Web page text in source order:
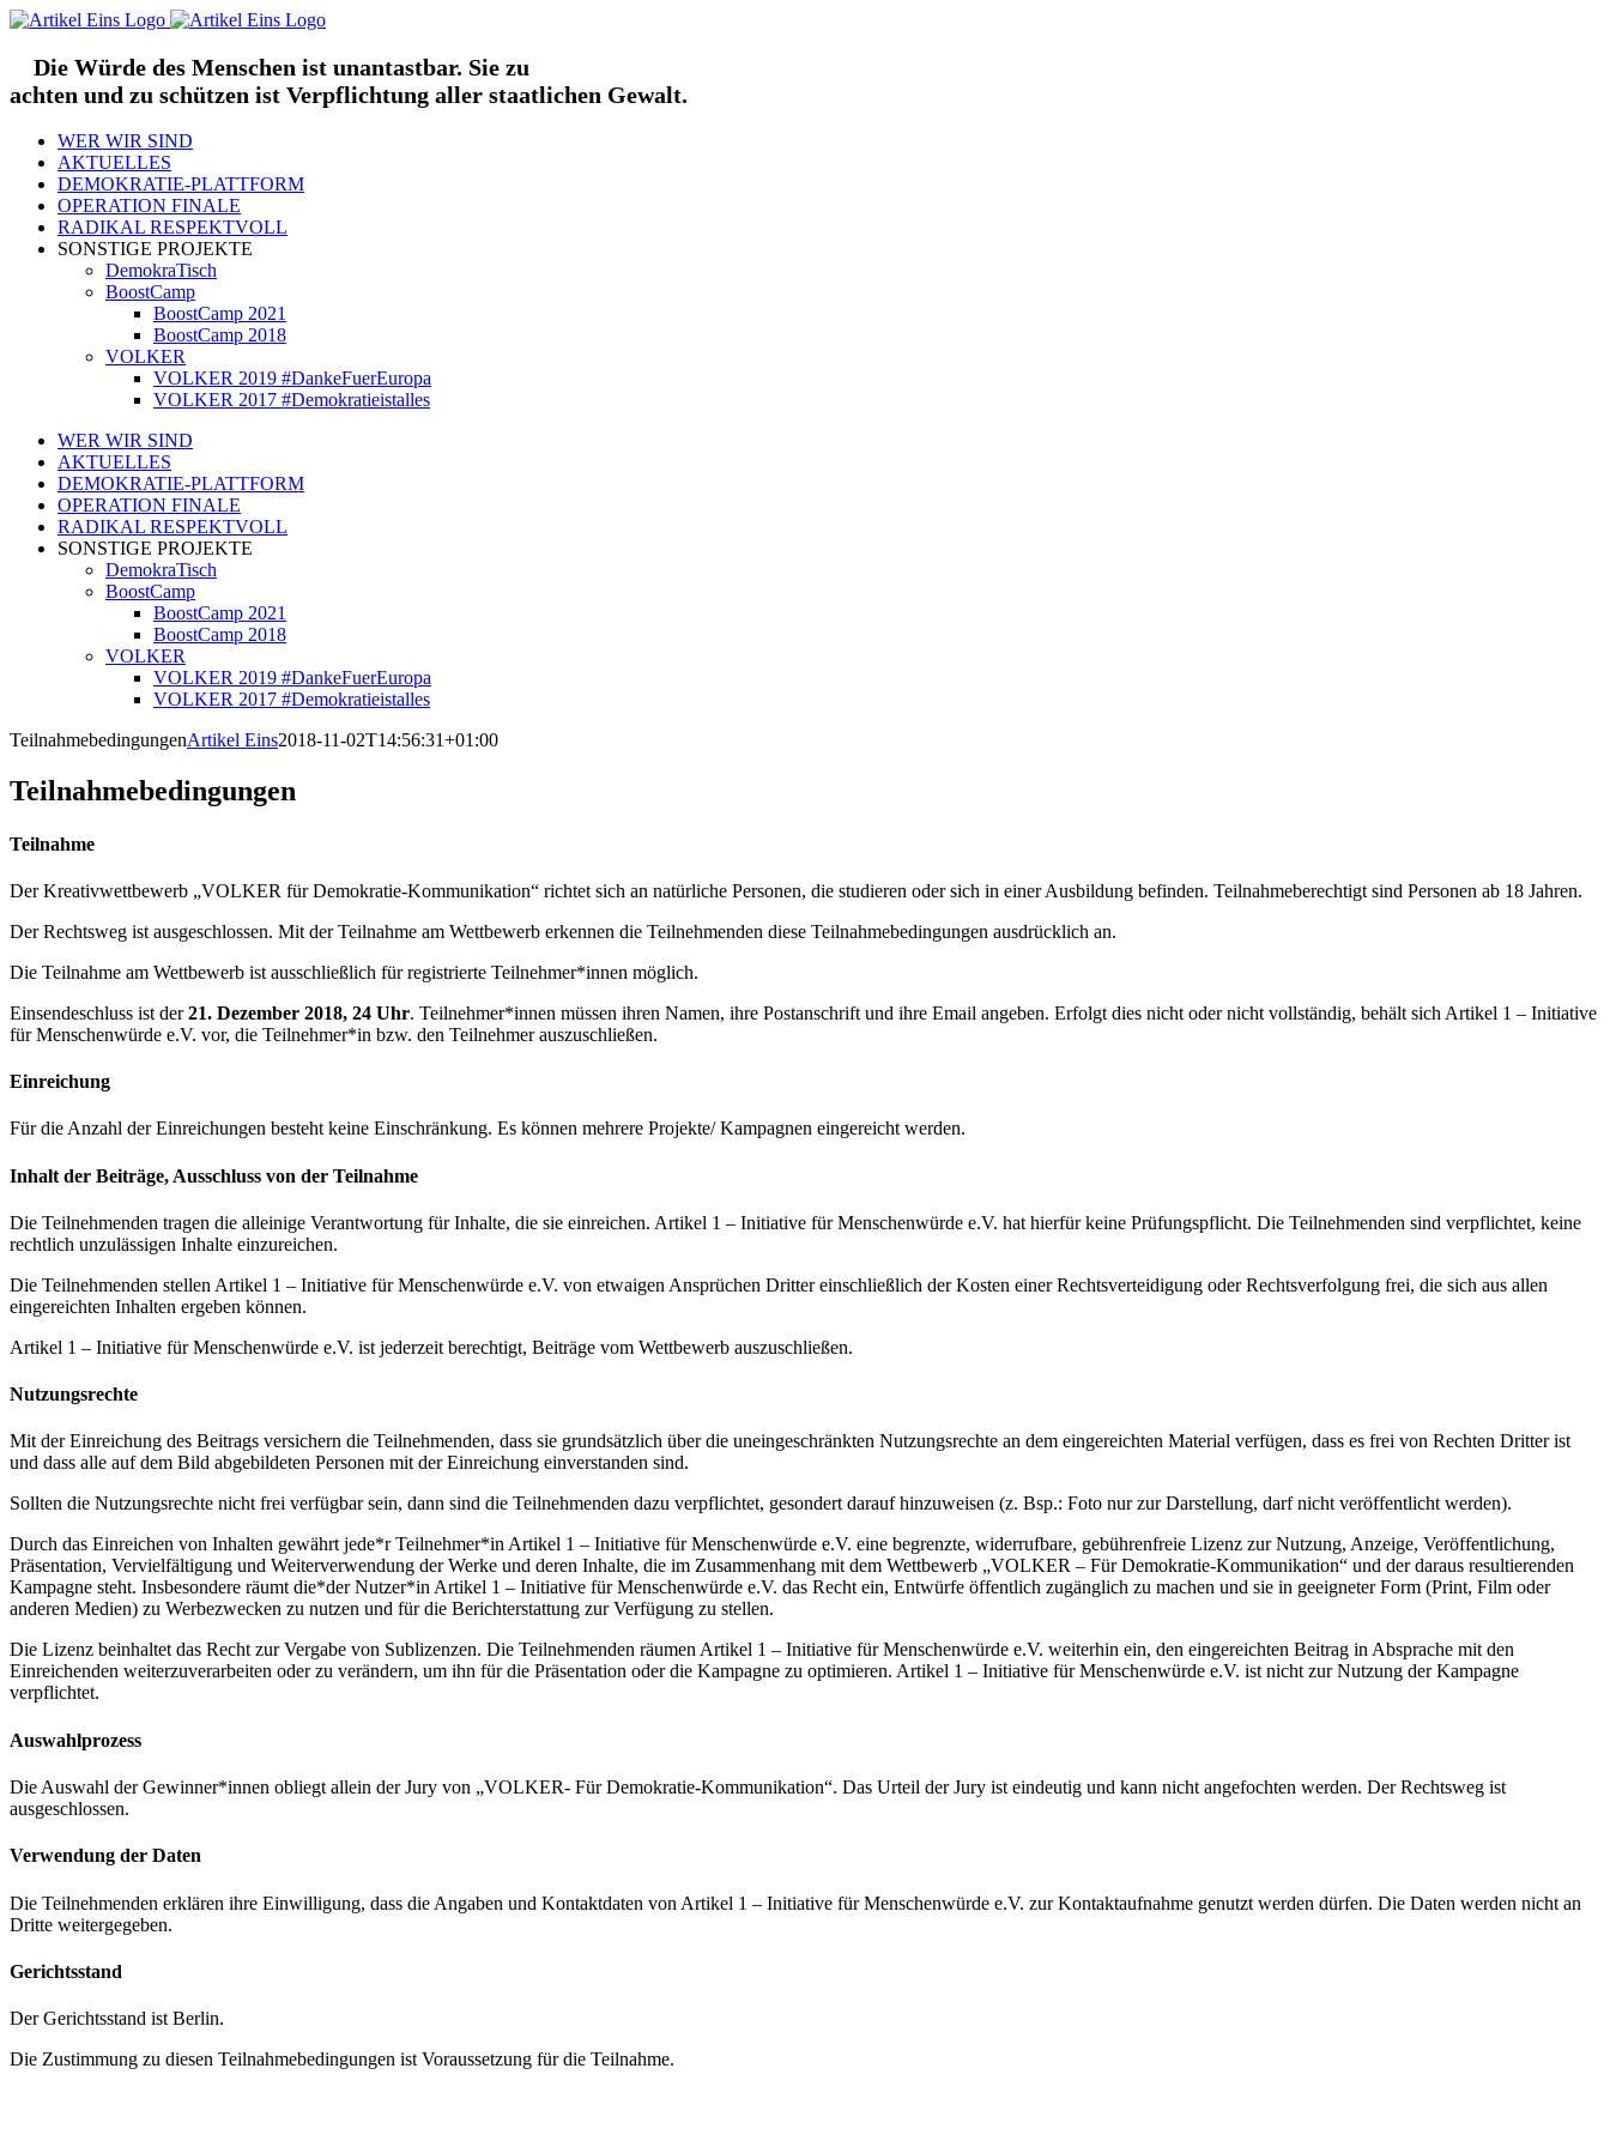
Zum
springen
Die Würde des Menschen ist unantastbar. Sie zu
achten und zu schützen ist Verpflichtung aller staatlichen Gewalt.
WER WIR SIND
AKTUELLES
DEMOKRATIE-PLATTFORM
OPERATION FINALE
RADIKAL RESPEKTVOLL
SONSTIGE PROJEKTE
DemokraTisch
BoostCamp
BoostCamp 2021
BoostCamp 2018
VOLKER
VOLKER 2019 #DankeFuerEuropa
VOLKER 2017 #Demokratieistalles
WER WIR SIND
AKTUELLES
DEMOKRATIE-PLATTFORM
OPERATION FINALE
RADIKAL RESPEKTVOLL
SONSTIGE PROJEKTE
DemokraTisch
BoostCamp
BoostCamp 2021
BoostCamp 2018
VOLKER
VOLKER 2019 #DankeFuerEuropa
VOLKER 2017 #Demokratieistalles
TeilnahmebedingungenArtikel Eins2018-11-02T14:56:31+01:00
Teilnahmebedingungen
Teilnahme
Der Kreativwettbewerb „VOLKER für Demokratie-Kommunikation“ richtet sich an natürliche Personen, die studieren oder sich in einer Ausbildung befinden. Teilnahmeberechtigt sind Personen ab 18 Jahren.
Der Rechtsweg ist ausgeschlossen. Mit der Teilnahme am Wettbewerb erkennen die Teilnehmenden diese Teilnahmebedingungen ausdrücklich an.
Die Teilnahme am Wettbewerb ist ausschließlich für registrierte Teilnehmer*innen möglich.
Einsendeschluss ist der21. Dezember 2018, 24 Uhr. Teilnehmer*innen müssen ihren Namen, ihre Postanschrift und ihre Email angeben. Erfolgt dies nicht oder nicht vollständig, behält sich Artikel 1 – Initiative
für Menschenwürde e.V. vor, die Teilnehmer*in bzw. den Teilnehmer auszuschließen.
Einreichung
Für die Anzahl der Einreichungen besteht keine Einschränkung. Es können mehrere Projekte/ Kampagnen eingereicht werden.
Inhalt der Beiträge, Ausschluss von der Teilnahme
Die Teilnehmenden tragen die alleinige Verantwortung für Inhalte, die sie einreichen. Artikel 1 – Initiative für Menschenwürde e.V. hat hierfür keine Prüfungspflicht. Die Teilnehmenden sind verpflichtet, keine
rechtlich unzulässigen Inhalte einzureichen.
Die Teilnehmenden stellen Artikel 1 – Initiative für Menschenwürde e.V. von etwaigen Ansprüchen Dritter einschließlich der Kosten einer Rechtsverteidigung oder Rechtsverfolgung frei, die sich aus allen
eingereichten Inhalten ergeben können.
Artikel 1 – Initiative für Menschenwürde e.V. ist jederzeit berechtigt, Beiträge vom Wettbewerb auszuschließen.
Nutzungsrechte
Mit der Einreichung des Beitrags versichern die Teilnehmenden, dass sie grundsätzlich über die uneingeschränkten Nutzungsrechte an dem eingereichten Material verfügen, dass es frei von Rechten Dritter ist
und dass alle auf dem Bild abgebildeten Personen mit der Einreichung einverstanden sind.
Sollten die Nutzungsrechte nicht frei verfügbar sein, dann sind die Teilnehmenden dazu verpflichtet, gesondert darauf hinzuweisen (z. Bsp.: Foto nur zur Darstellung, darf nicht veröffentlicht werden).
Durch das Einreichen von Inhalten gewährt jede*r Teilnehmer*in Artikel 1 – Initiative für Menschenwürde e.V. eine begrenzte, widerrufbare, gebührenfreie Lizenz zur Nutzung, Anzeige, Veröffentlichung,
Präsentation, Vervielfältigung und Weiterverwendung der Werke und deren Inhalte, die im Zusammenhang mit dem Wettbewerb „VOLKER – Für Demokratie-Kommunikation“ und der daraus resultierenden
Kampagne steht. Insbesondere räumt die*der Nutzer*in Artikel 1 – Initiative für Menschenwürde e.V. das Recht ein, Entwürfe öffentlich zugänglich zu machen und sie in geeigneter Form (Print, Film oder
anderen Medien) zu Werbezwecken zu nutzen und für die Berichterstattung zur Verfügung zu stellen.
Die Lizenz beinhaltet das Recht zur Vergabe von Sublizenzen. Die Teilnehmenden räumen Artikel 1 – Initiative für Menschenwürde e.V. weiterhin ein, den eingereichten Beitrag in Absprache mit den
Einreichenden weiterzuverarbeiten oder zu verändern, um ihn für die Präsentation oder die Kampagne zu optimieren. Artikel 1 – Initiative für Menschenwürde e.V. ist nicht zur Nutzung der Kampagne
verpflichtet.
Auswahlprozess
Die Auswahl der Gewinner*innen obliegt allein der Jury von „VOLKER- Für Demokratie-Kommunikation“. Das Urteil der Jury ist eindeutig und kann nicht angefochten werden. Der Rechtsweg ist
ausgeschlossen.
Verwendung der Daten
Die Teilnehmenden erklären ihre Einwilligung, dass die Angaben und Kontaktdaten von Artikel 1 – Initiative für Menschenwürde e.V. zur Kontaktaufnahme genutzt werden dürfen. Die Daten werden nicht an
Dritte weitergegeben.
Gerichtsstand
Der Gerichtsstand ist Berlin.
Die Zustimmung zu diesen Teilnahmebedingungen ist Voraussetzung für die Teilnahme.